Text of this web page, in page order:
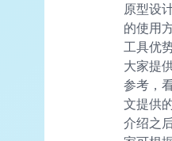
原型设
的使用
工具优
大家提
参考，
文提供
介绍之